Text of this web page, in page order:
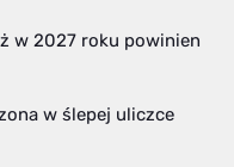
w 2027 roku powinien
w ślepej uliczce